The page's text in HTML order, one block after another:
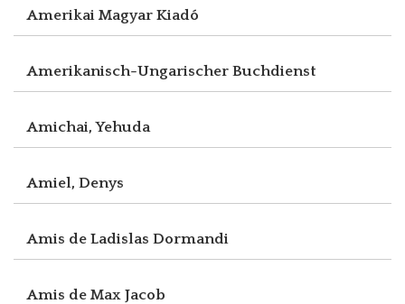
Amerikai Magyar Kiadó
Amerikanisch-Ungarischer Buchdienst
Amichai, Yehuda
Amiel, Denys
Amis de Ladislas Dormandi
Amis de Max Jacob